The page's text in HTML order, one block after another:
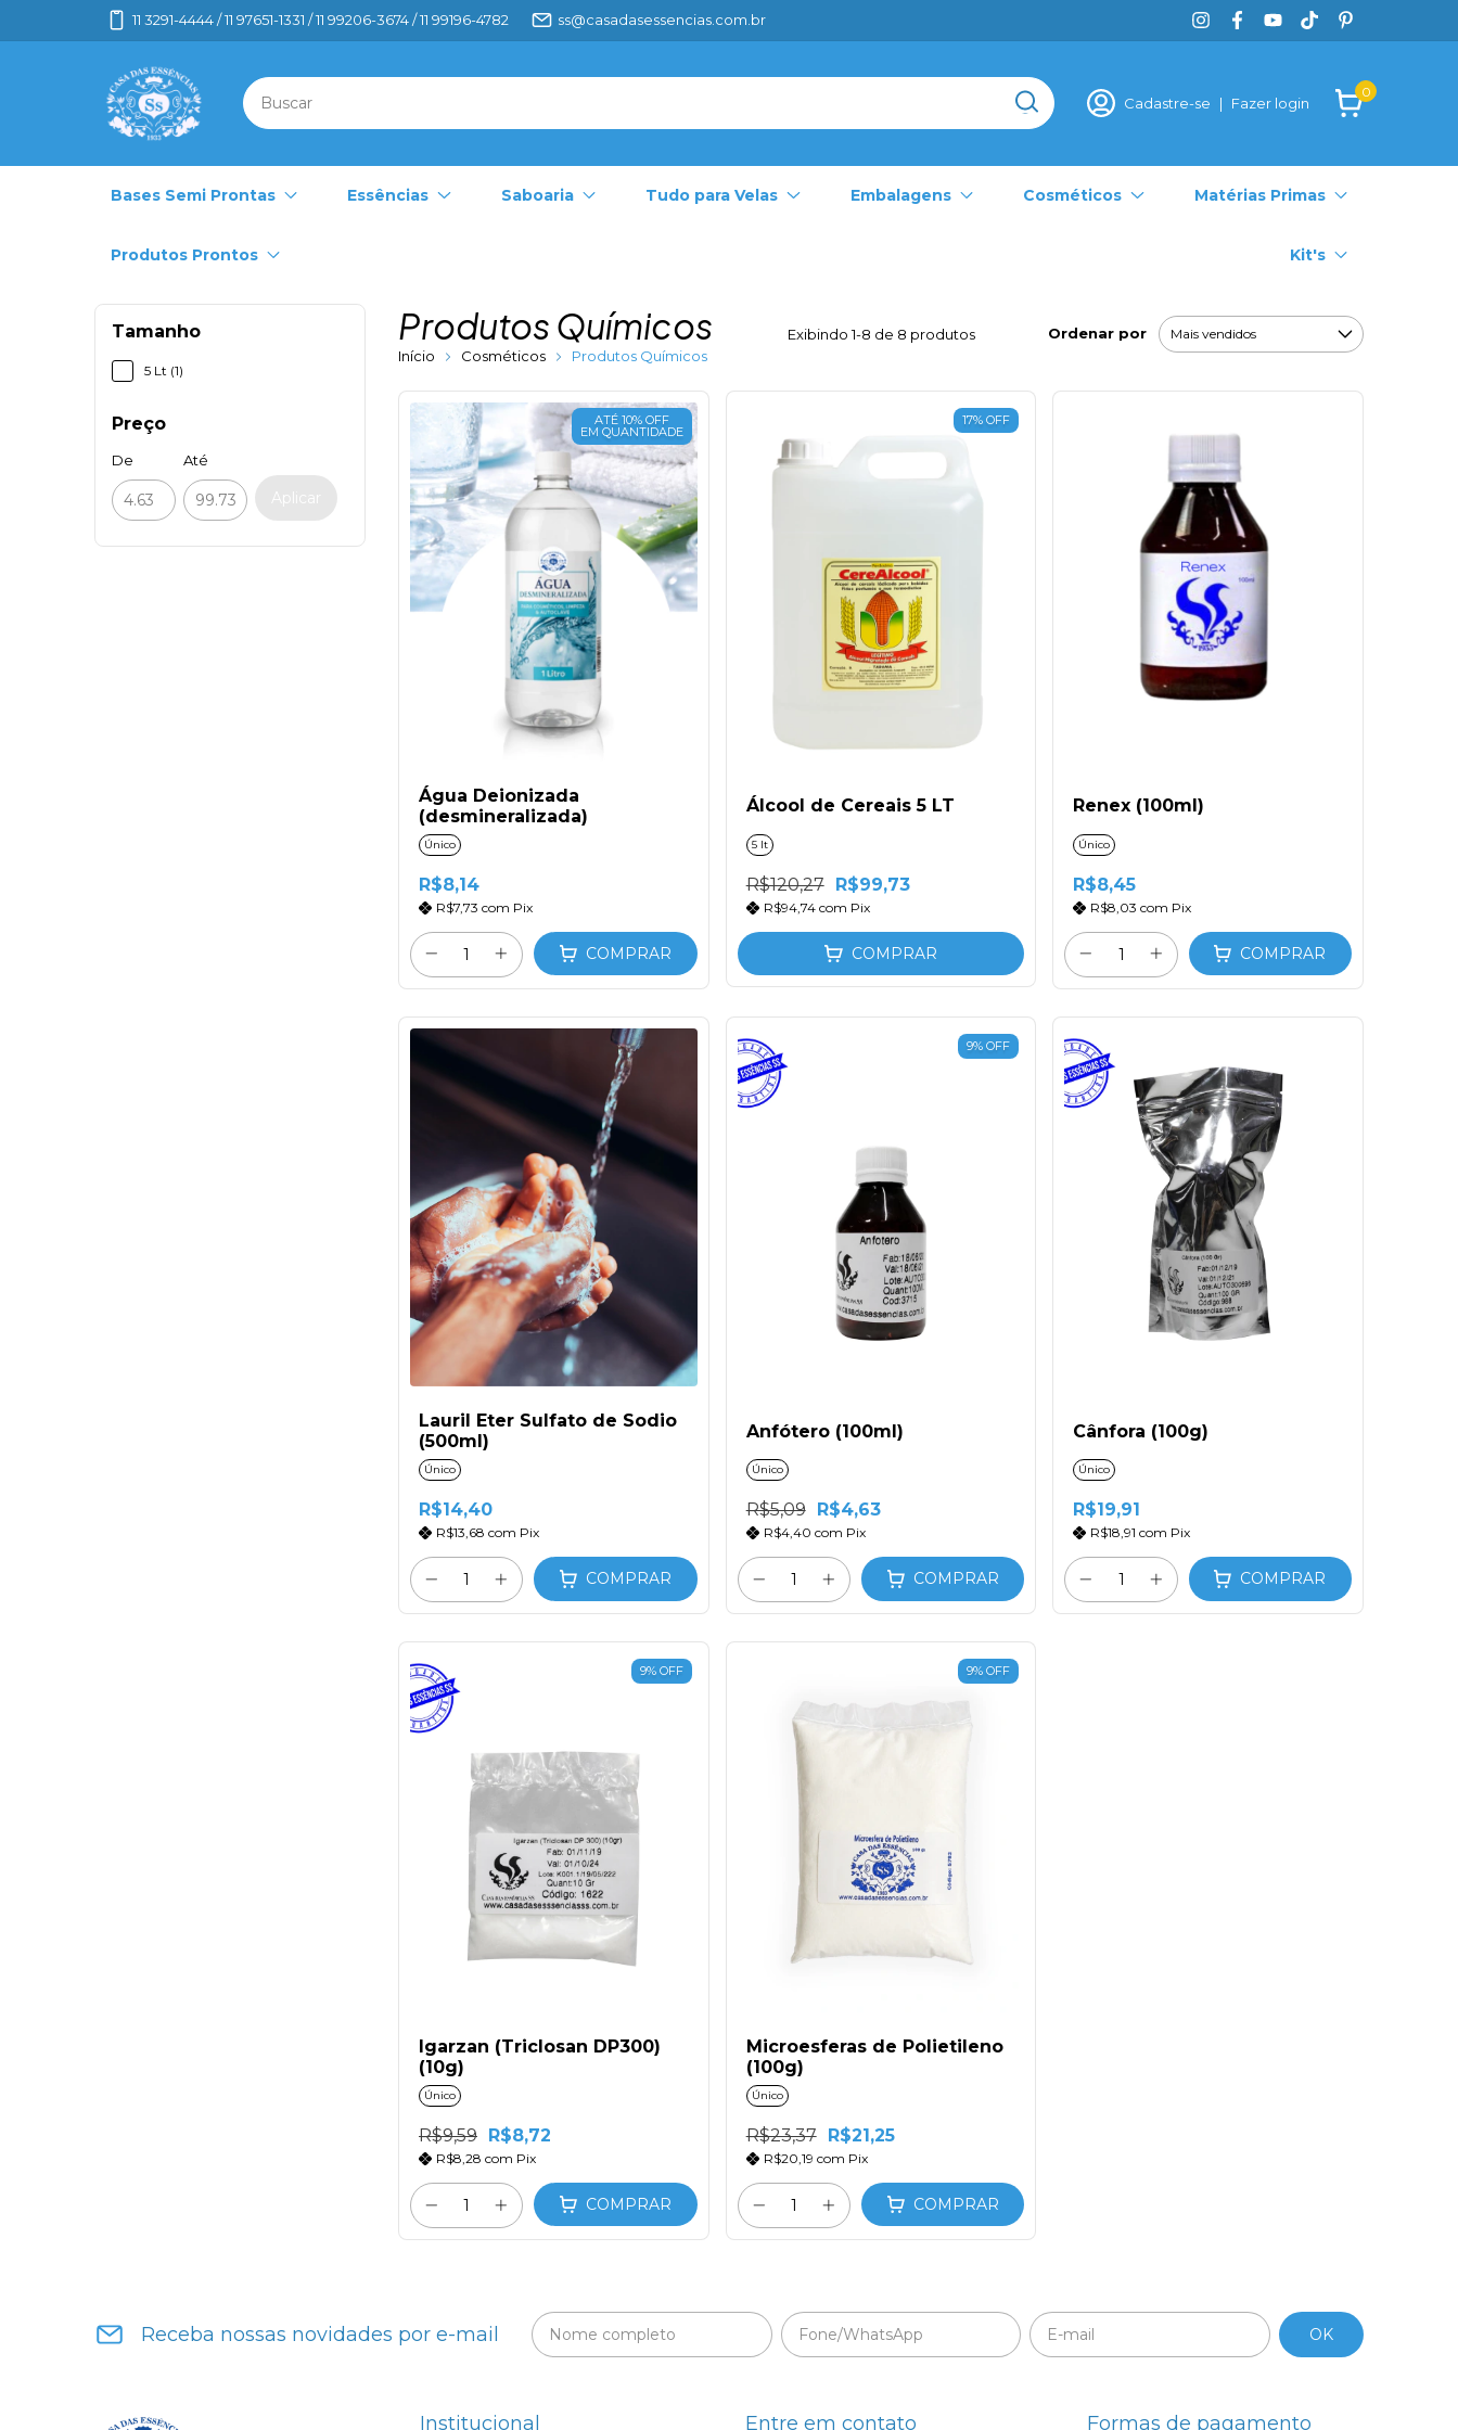
11 3291-4444 / 11 97651-1331 / 11 99206-3674 / 11 99196-4782 ss@casadasessencias.com.br
Cadastre-se | Fazer login
0
Bases Semi Prontas Essências Saboaria Tudo para Velas Embalagens Cosméticos Matérias Primas
Produtos Prontos Kit's
Tamanho
5 Lt (1)
Preço
De Até
Aplicar
Produtos Químicos
Início Cosméticos Produtos Químicos
Exibindo 1-8 de 8 produtos Ordenar por
ATÉ 10% OFF
EM QUANTIDADE
Água Deionizada
(desmineralizada)
Único
R$8,14
R$7,73 com Pix
COMPRAR
17%OFF
Álcool de Cereais 5 LT
5 lt
R$120,27 R$99,73
R$94,74 com Pix
COMPRAR
Renex (100ml)
Único
R$8,45
R$8,03com Pix
COMPRAR
Lauril Eter Sulfato de Sodio
(500ml)
Único
R$14,40
R$13,68 com Pix
COMPRAR
9%OFF
Anfótero (100ml)
Único
R$5,09 R$4,63
R$4,40 com Pix
COMPRAR
Cânfora (100g)
Único
R$19,91
R$18,91com Pix
COMPRAR
9% OFF
Igarzan (Triclosan DP300)
(10g)
Único
R$9,59 R$8,72
R$8,28 com Pix
COMPRAR
9%OFF
Microesferas de Polietileno
(100g)
Único
R$23,37 R$21,25
R$20,19 com Pix
COMPRAR
Receba nossas novidades por e-mail
Institucional Entre em contato Formas de pagamento